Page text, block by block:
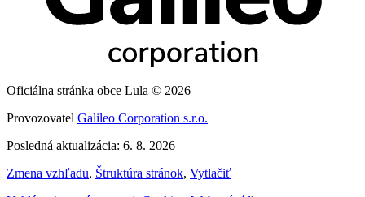
Oficiálna stránka obce Lula © 2026
Provozovatel Galileo Corporation s.r.o.
Posledná aktualizácia: 6. 8. 2026
Zmena vzhľadu, Štruktúra stránok, Vytlačiť